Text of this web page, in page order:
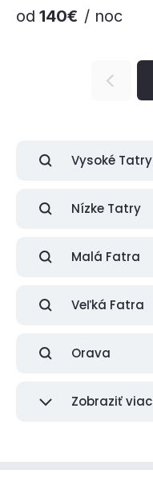
od 140€ / noc
Vysoké Tatry
Nízke Tatry
Malá Fatra
Veľká Fatra
Orava
Zobraziť viac